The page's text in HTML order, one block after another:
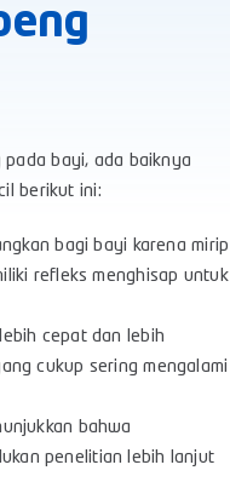
pada bayi, ada baiknya
berikut ini:
bagi bayi karena mirip
refleks menghisap untuk
cepat dan lebih
cukup sering mengalami
bahwa
penelitian lebih lanjut